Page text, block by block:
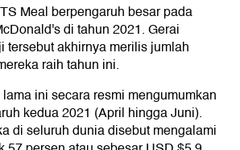
Meal berpengaruh besar pada
di tahun 2021. Gerai
tersebut akhirnya merilis jumlah
raih tahun ini.
ini secara resmi mengumumkan
kedua 2021 (April hingga Juni).
di seluruh dunia disebut mengalami